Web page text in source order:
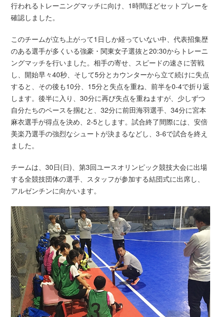
行われるトレーニングマッチに向け、1時間ほどセットプレーを
確認しました。
このチームが立ち上がって1日しか経っていない中、代表招集歴
のある選手が多くいる強豪・関東女子選抜と20:30からトレーニ
ングマッチを行いました。相手の寄せ、スピードの速さに苦戦
し、開始早々40秒、そして5分とカウンターから立て続けに失点
すると、その後も10分、15分と失点を重ね、前半を0-4で折り返
します。後半に入り、30分に再び失点を重ねますが、少しずつ
自分たちのペースを掴むと、32分に前田海羽選手、34分に宮本
麻衣選手が得点を決め、2-5とします。試合終了間際には、安倍
美楽乃選手の強烈なシュートが決まるなどし、3-6で試合を終え
ました。
チームは、30日(日)、第3回ユースオリンピック競技大会に出場
する全競技団体の選手、スタッフが参加する結団式に出席し、
アルゼンチンに向かいます。